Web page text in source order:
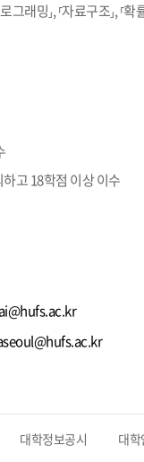
그래밍⸥, ⸢자료구조⸥, ⸢확
고 18학점 이상 이수
대학정보공시 대